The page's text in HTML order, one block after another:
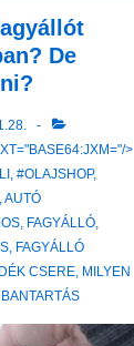
De
>
, #OLAJSHOP,
,AUTÓ
, FAGYÁLLÓ,
, FAGYÁLLÓ
CSERE, MILYEN